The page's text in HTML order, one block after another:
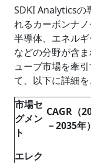
SDKI Analyticsの
れるカーボンナ
半導体、エネル
などの分野が含
ューブ市場を牽
て、以下に詳細を
市場セ
グメン
ト
CAGR （
－2035年）
エレク